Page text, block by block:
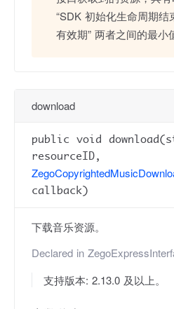
“SDK 初始化生命周期结
有效期” 两者之间的最小
download
public void
resourceID,
callback)
下载音乐资源。
Declared in
支持版本: 2.13.0 及以上。